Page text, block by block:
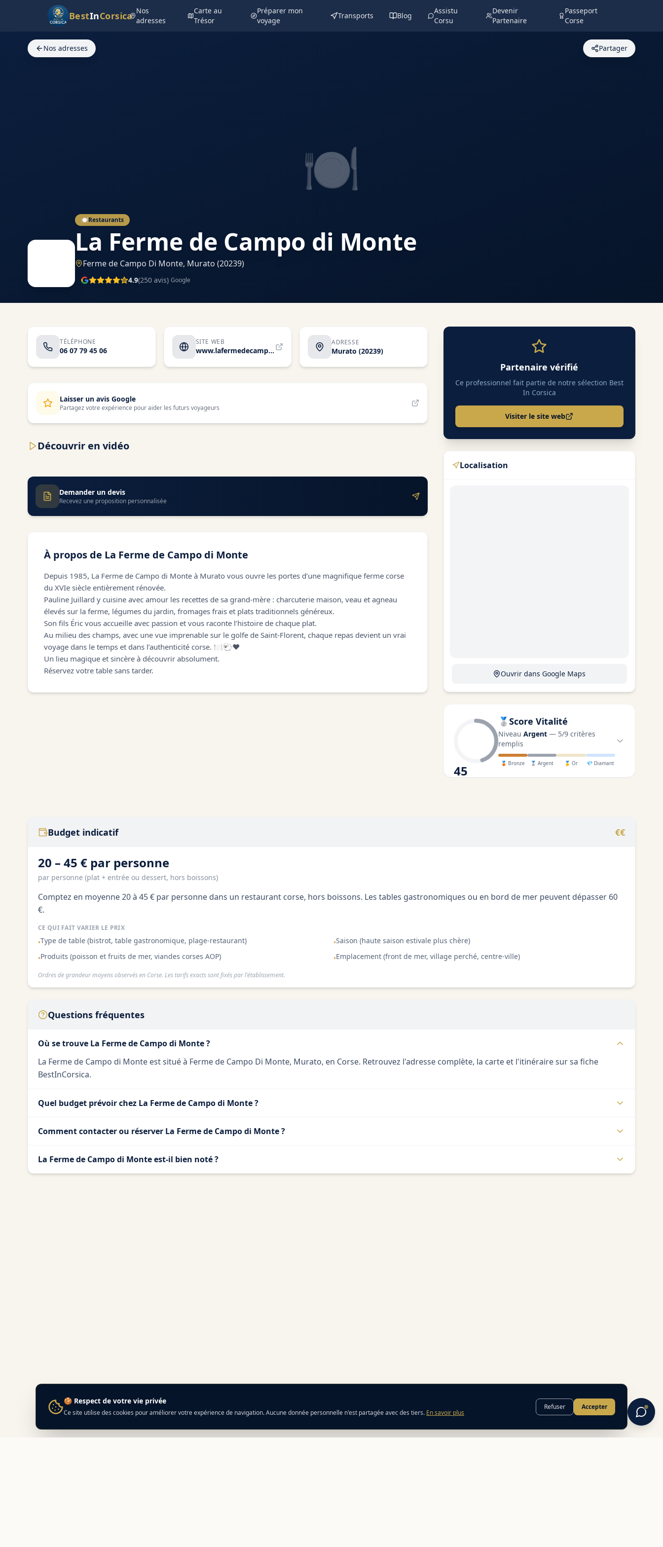
BestInCorsica Nos
adresses
Carte au
Trésor
Préparer mon
voyage
Transports Blog
Assistu
Corsu
Devenir
Partenaire
Passeport
Corse
🍽️
Nos adresses Partager
🍽️Restaurants
La Ferme de Campo di Monte
Ferme de Campo Di Monte, Murato (20239)
4.9(250 avis) Google
TÉLÉPHONE
06 07 79 45 06
SITE WEB
www.lafermedecampodimonte.fr
ADRESSE
Murato (20239)
Laisser un avis Google
Partagez votre expérience pour aider les futurs voyageurs
Découvrir en vidéo
Demander un devis
Recevez une proposition personnalisée
À propos de La Ferme de Campo di Monte
Depuis 1985, La Ferme de Campo di Monte à Murato vous ouvre les portes d’une magnifique ferme corse
du XVIe siècle entièrement rénovée.
Pauline Juillard y cuisine avec amour les recettes de sa grand-mère : charcuterie maison, veau et agneau
élevés sur la ferme, légumes du jardin, fromages frais et plats traditionnels généreux.
Son fils Éric vous accueille avec passion et vous raconte l’histoire de chaque plat.
Au milieu des champs, avec une vue imprenable sur le golfe de Saint-Florent, chaque repas devient un vrai
voyage dans le temps et dans l’authenticité corse. 🍽️🐑❤️
Un lieu magique et sincère à découvrir absolument.
Réservez votre table sans tarder.
Partenaire vérifié
Ce professionnel fait partie de notre sélection Best
In Corsica
Visiter le site web
Localisation
Ouvrir dans Google Maps
45
🥈 Score Vitalité
Niveau Argent— 5/9critères
remplis
🥉 Bronze 🥈 Argent 🥇 Or 💎 Diamant
Budget indicatif €€
20 – 45 € par personne
par personne (plat + entrée ou dessert, hors boissons)
Comptez en moyenne 20 à 45 € par personne dans un restaurant corse, hors boissons. Les tables gastronomiques ou en bord de mer peuvent dépasser 60
€.
CE QUI FAIT VARIER LE PRIX
•Type de table (bistrot, table gastronomique, plage-restaurant) •Saison (haute saison estivale plus chère)
•Produits (poisson et fruits de mer, viandes corses AOP) •Emplacement (front de mer, village perché, centre-ville)
Ordres de grandeur moyens observés en Corse. Les tarifs exacts sont fixés par l'établissement.
Questions fréquentes
Où se trouve La Ferme de Campo di Monte ?
La Ferme de Campo di Monte est situé à Ferme de Campo Di Monte, Murato, en Corse. Retrouvez l'adresse complète, la carte et l'itinéraire sur sa fiche
BestInCorsica.
Quel budget prévoir chez La Ferme de Campo di Monte ?
Comment contacter ou réserver La Ferme de Campo di Monte ?
La Ferme de Campo di Monte est-il bien noté ?
🍪 Respect de votre vie privée
Ce site utilise des cookies pour améliorer votre expérience de navigation. Aucune donnée personnelle n'est partagée avec des tiers. En savoir plus
Refuser Accepter